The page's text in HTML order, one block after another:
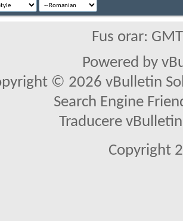
Fus orar:
Powered by
© 2026 vBulletin
Search Engine
Traducere
Copyright